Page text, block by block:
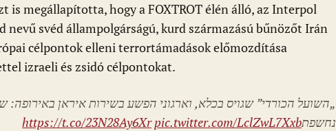
is megállapította, hogy a FOXTROT élén álló, az Interpol
nevű svéd állampolgárságú, kurd származású bűnözőt Irán
célpontok elleni terrortámadások előmozdítása
izraeli és zsidó célpontokat.
„השועל הכורדי” שגויס בכלא, וארגוני הפשע בשירות איראן באירופה:
נחשפת
https://t.co/23N28Ay6Xr pic.twitter.com/LclZwL7Xxb